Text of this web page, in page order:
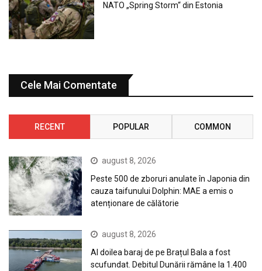
NATO „Spring Storm“ din Estonia
Cele Mai Comentate
RECENT POPULAR COMMON
august 8, 2026
Peste 500 de zboruri anulate în Japonia din
cauza taifunului Dolphin: MAE a emis o
atenționare de călătorie
august 8, 2026
Al doilea baraj de pe Brațul Bala a fost
scufundat. Debitul Dunării rămâne la 1.400